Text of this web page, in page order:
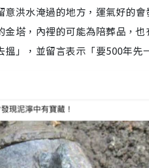
意洪水淹過的地方，運氣好的
塔，內裡的可能為陪葬品，
搵」，並留言表示「要500年